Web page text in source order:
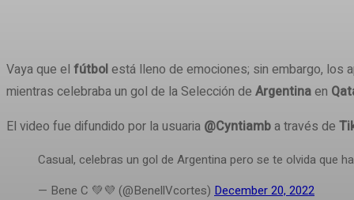
Vaya que el fútbolestá lleno de emociones; sin embargo, los
mientras celebraba un gol de la Selección de Argentinaen
El video fue difundido por la usuaria @Cyntiamba través de
Casual, celebras un gol de Argentina pero se te olvida que
— Bene C 💚💜 (@BenellVcortes) December 20, 2022